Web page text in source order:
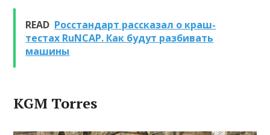
READ Росстандарт рассказал о краш-
тестах RuNCAP. Как будут разбивать
машины
KGM Torres